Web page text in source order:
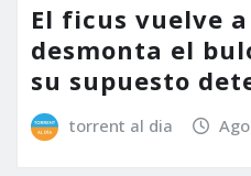
El ficus vuelve
desmonta el
su supuesto
torrent al dia